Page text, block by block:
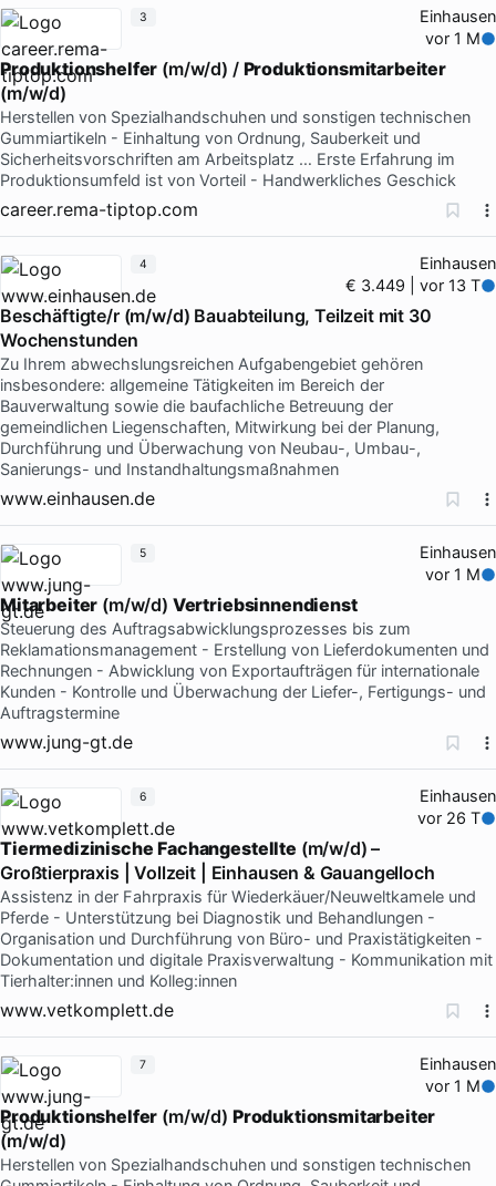
Einhausen
vor 1 M
Produktionshelfer (m/w/d) / Produktionsmitarbeiter
(m/w/d)
Herstellen von Spezialhandschuhen und sonstigen technischen
Gummiartikeln - Einhaltung von Ordnung, Sauberkeit und
Sicherheitsvorschriften am Arbeitsplatz … Erste Erfahrung im
Produktionsumfeld ist von Vorteil - Handwerkliches Geschick
career.rema-tiptop.com
3
Einhausen
€ 3.449 | vor 13 T
Beschäftigte/r (m/w/d) Bauabteilung, Teilzeit mit 30
Wochenstunden
Zu Ihrem abwechslungsreichen Aufgabengebiet gehören
insbesondere: allgemeine Tätigkeiten im Bereich der
Bauverwaltung sowie die baufachliche Betreuung der
gemeindlichen Liegenschaften, Mitwirkung bei der Planung,
Durchführung und Überwachung von Neubau-, Umbau-,
Sanierungs- und Instandhaltungsmaßnahmen
www.einhausen.de
4
Einhausen
vor 1 M
Mitarbeiter (m/w/d) Vertriebsinnendienst
Steuerung des Auftragsabwicklungsprozesses bis zum
Reklamationsmanagement - Erstellung von Lieferdokumenten und
Rechnungen - Abwicklung von Exportaufträgen für internationale
Kunden - Kontrolle und Überwachung der Liefer-, Fertigungs- und
Auftragstermine
www.jung-gt.de
5
Einhausen
vor 26 T
Tiermedizinische Fachangestellte (m/w/d) –
Großtierpraxis | Vollzeit | Einhausen & Gauangelloch
Assistenz in der Fahrpraxis für Wiederkäuer/Neuweltkamele und
Pferde - Unterstützung bei Diagnostik und Behandlungen -
Organisation und Durchführung von Büro- und Praxistätigkeiten -
Dokumentation und digitale Praxisverwaltung - Kommunikation mit
Tierhalter:innen und Kolleg:innen
www.vetkomplett.de
6
Einhausen
vor 1 M
Produktionshelfer (m/w/d) Produktionsmitarbeiter
(m/w/d)
Herstellen von Spezialhandschuhen und sonstigen technischen
7